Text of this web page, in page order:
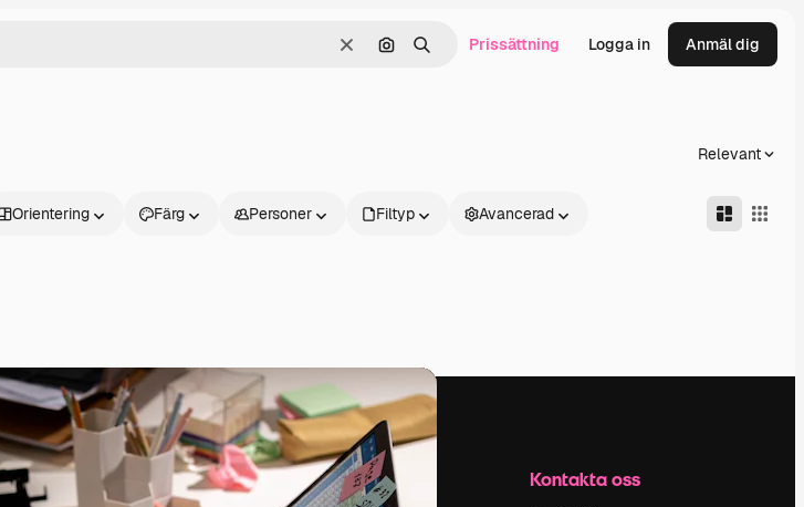
RensaSök efter bild
Söka Prissättning Logga in Anmäl dig
Relevant
Orientering Färg Personer Filtyp Avancerad
Produkter Kom igång Företag Kontakta oss